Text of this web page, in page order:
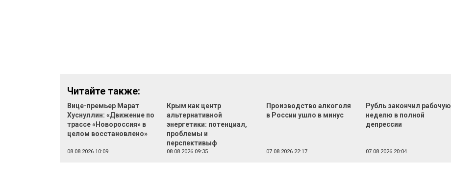
Читайте также:
Вице-премьер Марат
Хуснуллин: «Движение по
трассе «Новороссия» в
целом восстановлено»
08.08.2026 10:09
Крым как центр
альтернативной
энергетики: потенциал,
проблемы и
перспективыф
08.08.2026 09:35
Производство алкоголя
в России ушло в минус
07.08.2026 22:17
Рубль закончил рабочую
неделю в полной
депрессии
07.08.2026 20:04